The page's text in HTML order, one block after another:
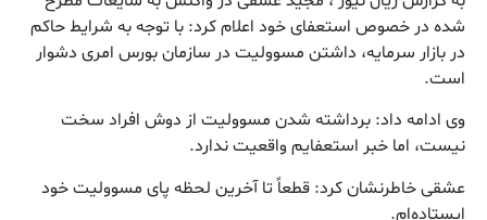
شده در خصوص استعفای خود اعلام کرد: با توجه به شرایط حاکم
در بازار سرمایه، داشتن مسوولیت در سازمان بورس امری دشوار
است.
وی ادامه داد: برداشته شدن مسوولیت از دوش افراد سخت
نیست، اما خبر استعفایم واقعیت ندارد.
عشقی خاطرنشان کرد: قطعاً تا آخرین لحظه پای مسوولیت خود
ایستاده‌ام.